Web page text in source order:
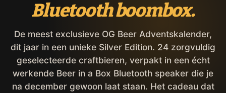
Bluetooth boombox.
De meest exclusieve OG Beer Adventskalender,
dit jaar in een unieke Silver Edition. 24 zorgvuldig
geselecteerde craftbieren, verpakt in een écht
werkende Beer in a Box Bluetooth speaker die je
na december gewoon laat staan. Het cadeau dat